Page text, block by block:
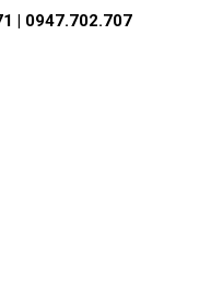
| 0947.702.707